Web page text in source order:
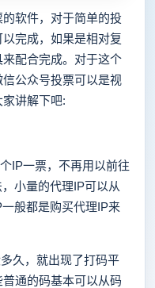
软件，对于简单的投
完成，如果是相对复
配合完成。对于这个
公众号投票可以是视
讲解下吧:
IP一票，不再用以前往
小量的代理IP可以从
般都是购买代理IP来
久，就出现了打码平
通的码基本可以从码